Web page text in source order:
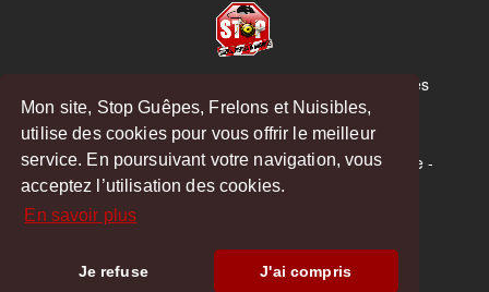
Mon site, Stop Guêpes, Frelons et Nuisibles,
utilise des cookies pour vous offrir le meilleur
service. En poursuivant votre navigation, vous
acceptez l’utilisation des cookies.
En savoir plus
Je refuse J'ai compris
© Copyright 2026 Stop Guêpes, Frelons et Nuisibles
Mentions légales
Créé parMattWeb
Saint-Gaudens-Saint-Girons-Boulogne-sur-Gesse-
Montréjeau
Hoodspot